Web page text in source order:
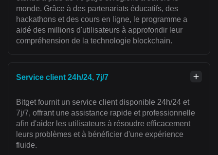
monde. Grâce à des partenariats éducatifs, des
hackathons et des cours en ligne, le programme a
aidé des millions d'utilisateurs à approfondir leur
compréhension de la technologie blockchain.
Service client 24h/24, 7j/7
Bitget fournit un service client disponible 24h/24 et
7j/7, offrant une assistance rapide et professionnelle
afin d'aider les utilisateurs à résoudre efficacement
leurs problèmes et à bénéficier d'une expérience
fluide.